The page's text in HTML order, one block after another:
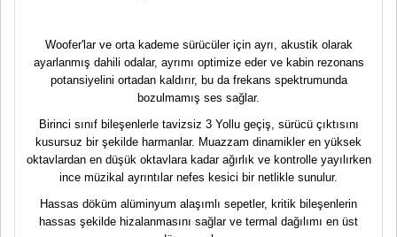
Woofer'lar ve orta kademe sürücüler için ayrı, akustik olarak
ayarlanmış dahili odalar, ayrımı optimize eder ve kabin rezonans
potansiyelini ortadan kaldırır, bu da frekans spektrumunda
bozulmamış ses sağlar.
Birinci sınıf bileşenlerle tavizsiz 3 Yollu geçiş, sürücü çıktısını
kusursuz bir şekilde harmanlar. Muazzam dinamikler en yüksek
oktavlardan en düşük oktavlara kadar ağırlık ve kontrolle yayılırken
ince müzikal ayrıntılar nefes kesici bir netlikle sunulur.
Hassas döküm alüminyum alaşımlı sepetler, kritik bileşenlerin
hassas şekilde hizalanmasını sağlar ve termal dağılımı en üst